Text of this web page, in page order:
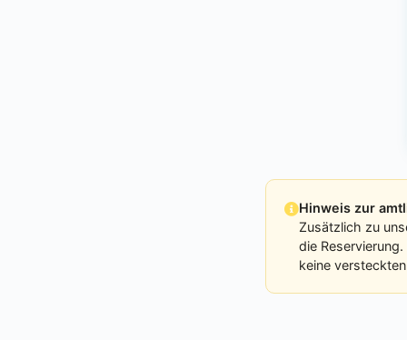
Hinweis zur
Zusätzlich zu
die
keine